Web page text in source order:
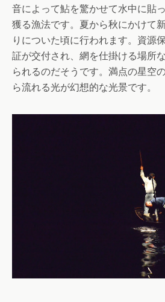
音によって鮎を驚かせて水中に貼
獲る漁法です。夏から秋にかけて
りについた頃に行われます。資源
証が交付され、網を仕掛ける場所
られるのだそうです。満点の星空
ら流れる光が幻想的な光景です。